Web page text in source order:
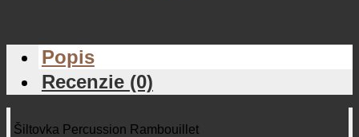
Popis
Recenzie (0)
Šiltovka Percussion Rambouillet